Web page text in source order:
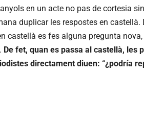
en un acte no pas de cortesia
duplicar les respostes en
castellà es fes alguna pregunta
De fet, quan es passa al castellà, les
directament diuen: “¿podría